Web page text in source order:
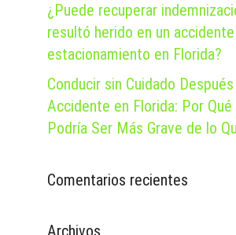
¿Puede recuperar
resultó herido en un
estacionamiento en Florida?
Conducir sin Cuidado
Accidente en Florida: Por
Podría Ser Más Grave de lo
Comentarios recientes